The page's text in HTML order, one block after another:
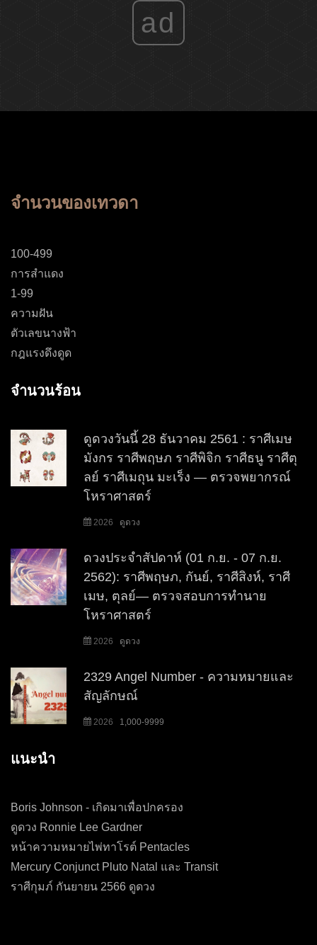
ad
จำนวนของเทวดา
100-499
การสำแดง
1-99
ความฝัน
ตัวเลขนางฟ้า
กฎแรงดึงดูด
จำนวนร้อน
ดูดวงวันนี้ 28 ธันวาคม 2561 : ราศีเมษ
มังกร ราศีพฤษภ ราศีพิจิก ราศีธนู ราศีตุ
ลย์ ราศีเมถุน มะเร็ง — ตรวจพยากรณ์
โหราศาสตร์
2026 ดูดวง
ดวงประจำสัปดาห์ (01 ก.ย. - 07 ก.ย.
2562): ราศีพฤษภ, กันย์, ราศีสิงห์, ราศี
เมษ, ตุลย์— ตรวจสอบการทำนาย
โหราศาสตร์
2026 ดูดวง
2329 Angel Number - ความหมายและ
สัญลักษณ์
2026 1,000-9999
แนะนำ
Boris Johnson - เกิดมาเพื่อปกครอง
ดูดวง Ronnie Lee Gardner
หน้าความหมายไพ่ทาโรต์ Pentacles
Mercury Conjunct Pluto Natal และ Transit
ราศีกุมภ์ กันยายน 2566 ดูดวง